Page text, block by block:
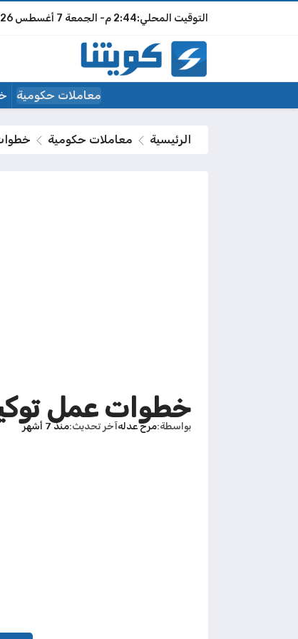
2:44 م الجمعة 7 أغسطس 2026
معاملات حكومية
الرئيسية معاملات حكومية خطوات
خطوات عمل توكيل
بواسطة مرح عدلهآخر تحديث منذ 7 أشهر